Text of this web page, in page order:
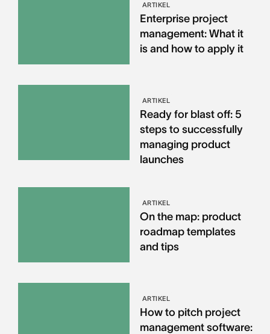
ARTIKEL
Enterprise project
management: What it
is and how to apply it
ARTIKEL
Ready for blast off: 5
steps to successfully
managing product
launches
ARTIKEL
On the map: product
roadmap templates
and tips
ARTIKEL
How to pitch project
management software: